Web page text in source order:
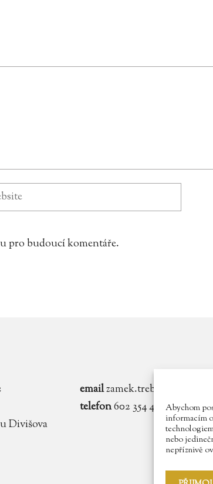
Abychom
informacím
nebo
nepříznivě
pro budoucí komentáře.
Divišova
emailzamek.trebesice@volny.cz
telefon602 354 467